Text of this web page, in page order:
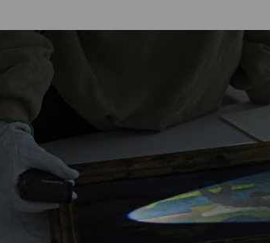
Praktikum / Praxisprojekt
Bestandskataloge & Editionen
Gesamtverzeichnis
Kulturelle